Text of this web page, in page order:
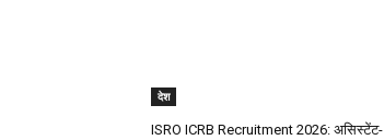
देश
ISRO ICRB Recruitment 2026: असिस्टेंट-